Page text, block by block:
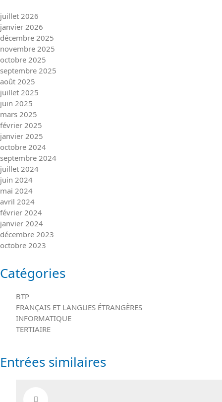
juillet 2026
janvier 2026
décembre 2025
novembre 2025
octobre 2025
septembre 2025
août 2025
juillet 2025
juin 2025
mars 2025
février 2025
janvier 2025
octobre 2024
septembre 2024
juillet 2024
juin 2024
mai 2024
avril 2024
février 2024
janvier 2024
décembre 2023
octobre 2023
Catégories
BTP
FRANÇAIS ET LANGUES ÉTRANGÈRES
INFORMATIQUE
TERTIAIRE
Entrées similaires